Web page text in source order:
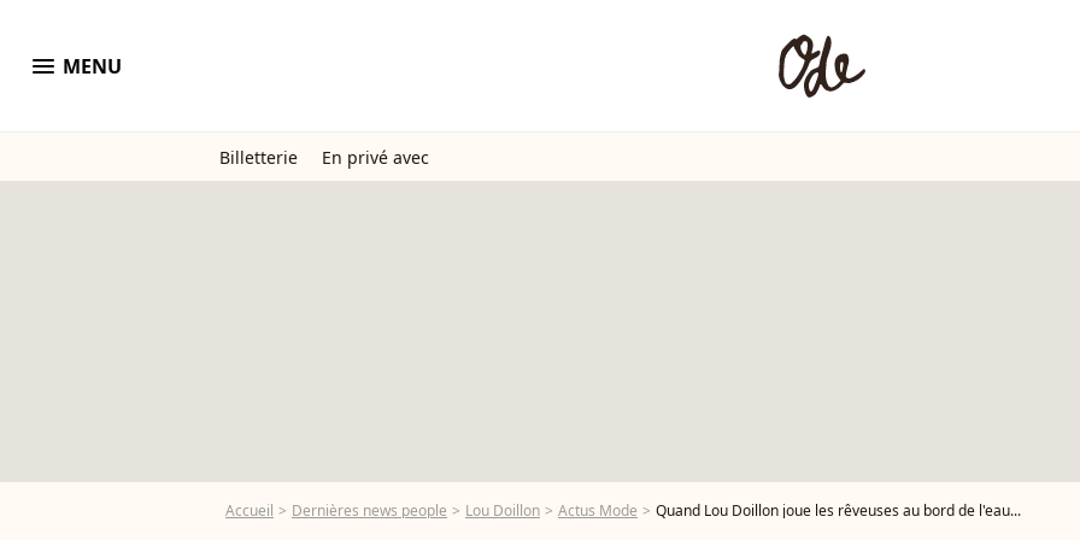
menu MENU
Billetterie En privé avec
Accueil Dernières news people Lou Doillon Actus Mode Quand Lou Doillon joue les rêveuses au bord de l'eau...